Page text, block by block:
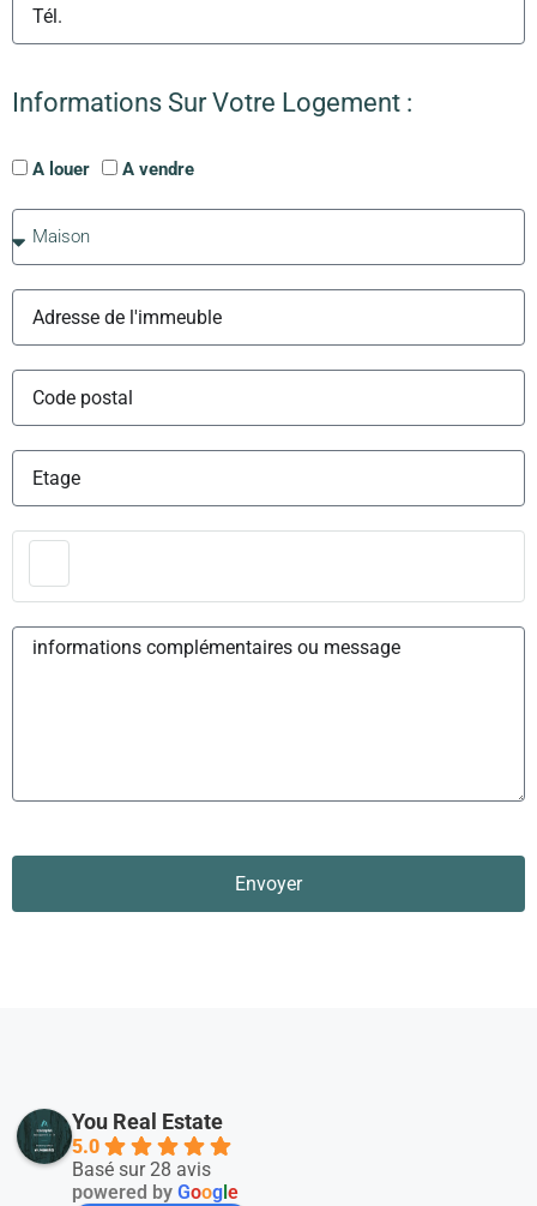
Informations Sur Votre Logement :
A louer A vendre
Envoyer
You Real Estate
5.0
Basé sur 28 avis
powered by Goog e